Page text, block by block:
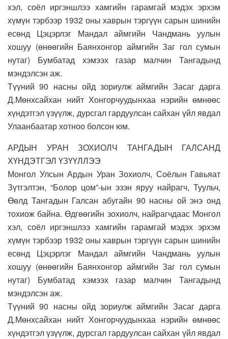
хэл, соёл иргэншлээ хамгийн гарамгай мэдэх эрхэм
хүмүн тэрбээр 1932 оны хаврын тэргүүн сарын шинийн
есөнд Цэцэрлэг Мандал аймгийн Чандмань уулын
хошуу (өнөөгийн Баянхонгор аймгийн Заг гол сумын
нутаг) Бумбатад хэмээх газар малчин Тангадынд
мэндэлсэн аж.
Түүний 90 насны ойд зориулж аймгийн Засаг дарга
Д.Мөнхсайхан нийт Хонгорчуудынхаа нэрийн өмнөөс
хүндэтгэл үзүүлж, дурсгал гардуулсан сайхан үйл явдал
Улаанбаатар хотноо болсон юм.
АРДЫН УРАН ЗОХИОЛЧ ТАНГАДЫН ГАЛСАНД
ХҮНДЭТГЭЛ ҮЗҮҮЛЛЭЭ
Монгол Улсын Ардын Уран Зохиолч, Соёлын Гавьяат
Зүтгэлтэн, “Болор цом”-ын эзэн яруу найрагч, Туульч,
Өөлд Тангадын Галсан абугайн 90 насны ой энэ онд
тохиож байна. Өдгөөгийн зохиолч, найрагчдаас Монгол
хэл, соёл иргэншлээ хамгийн гарамгай мэдэх эрхэм
хүмүн тэрбээр 1932 оны хаврын тэргүүн сарын шинийн
есөнд Цэцэрлэг Мандал аймгийн Чандмань уулын
хошуу (өнөөгийн Баянхонгор аймгийн Заг гол сумын
нутаг) Бумбатад хэмээх газар малчин Тангадынд
мэндэлсэн аж.
Түүний 90 насны ойд зориулж аймгийн Засаг дарга
Д.Мөнхсайхан нийт Хонгорчуудынхаа нэрийн өмнөөс
хүндэтгэл үзүүлж, дурсгал гардуулсан сайхан үйл явдал